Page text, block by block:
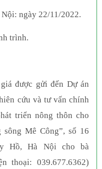
: ngày 22/11/2022.
trình.
được gửi đến Dự án
cứu và tư vấn chính
triển nông thôn cho
Mê Công”, số 16
Hồ, Hà Nội cho bà
thoại: 039.677.6362)